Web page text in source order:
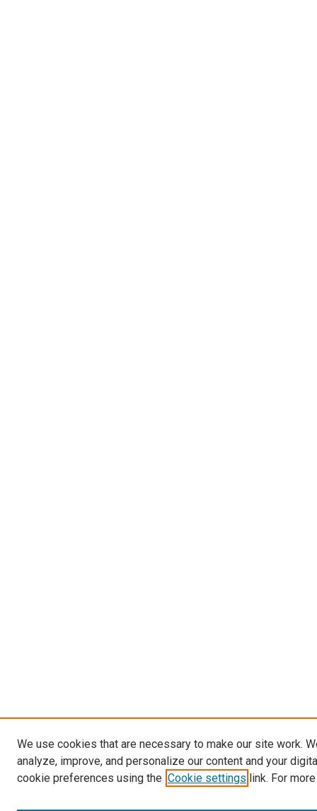
We use cookies that are necessary to make our site work.
analyze, improve, and personalize our content and your
cookie preferences using the Cookie settings link. For